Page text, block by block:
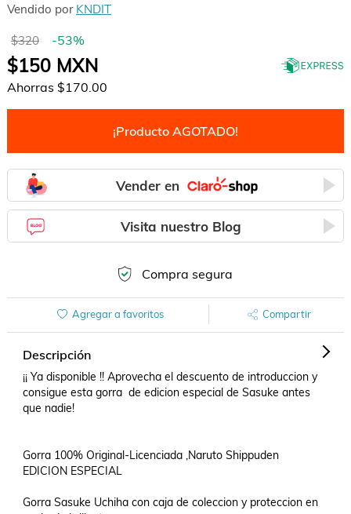
Vendido por KNDIT
$320 -53%
$150MXN
Ahorras $170.00
¡Producto AGOTADO!
Vender en
Visita nuestro Blog
Compra segura
Agregar a favoritos Compartir
Descripción
¡¡ Ya disponible !! Aprovecha el descuento de introduccion y
consigue esta gorra  de edicion especial de Sasuke antes
que nadie!
Gorra 100% Original-Licenciada ,Naruto Shippuden
EDICION ESPECIAL
Gorra Sasuke Uchiha con caja de coleccion y proteccion en